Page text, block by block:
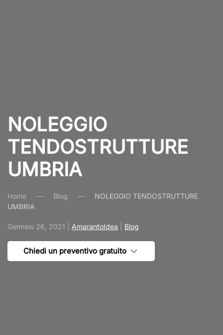
NOLEGGIO
TENDOSTRUTTURE
UMBRIA
Home Blog
NOLEGGIO TENDOSTRUTTURE
UMBRIA
Gennaio 26, 2021 AmarantoIdea Blog
Chiedi un preventivo gratuito